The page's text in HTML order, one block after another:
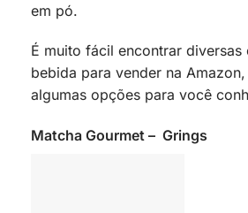
em pó.
É muito fácil encontrar diversas
bebida para vender na
algumas opções para você
Matcha Gourmet – Grings